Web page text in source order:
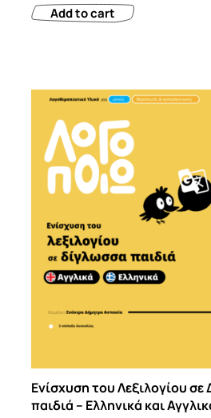
Add to cart
Ενίσχυση του Λεξιλογίου σε
παιδιά – Ελληνικά και